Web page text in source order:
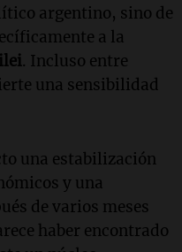
argentino, sino de
a la
. Incluso entre
una sensibilidad
una estabilización
y una
de varios meses
haber encontrado